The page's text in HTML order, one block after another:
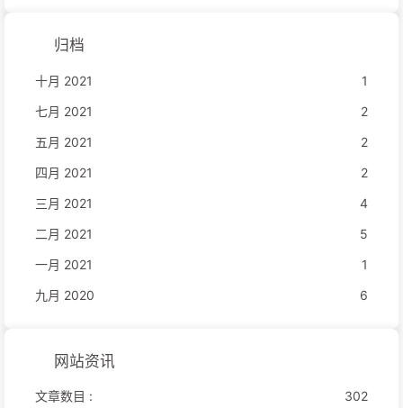
归档
十月 2021
1
七月 2021
2
五月 2021
2
四月 2021
2
三月 2021
4
二月 2021
5
一月 2021
1
九月 2020
6
网站资讯
文章数目 : 302